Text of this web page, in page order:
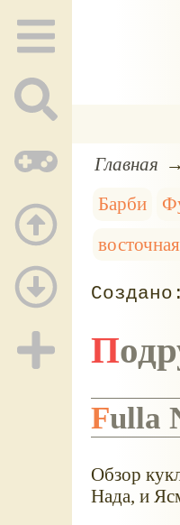
Главная
Барби
Fulla
Обзор
Нада, и